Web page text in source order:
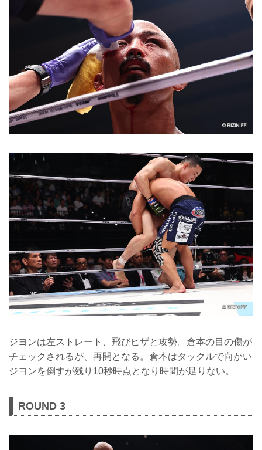
ジヨンは左ストレート、飛びヒザと攻勢。倉本の目の傷が
チェックされるが、再開となる。倉本はタックルで向かい
ジヨンを倒すが残り10秒時点となり時間が足りない。
ROUND 3